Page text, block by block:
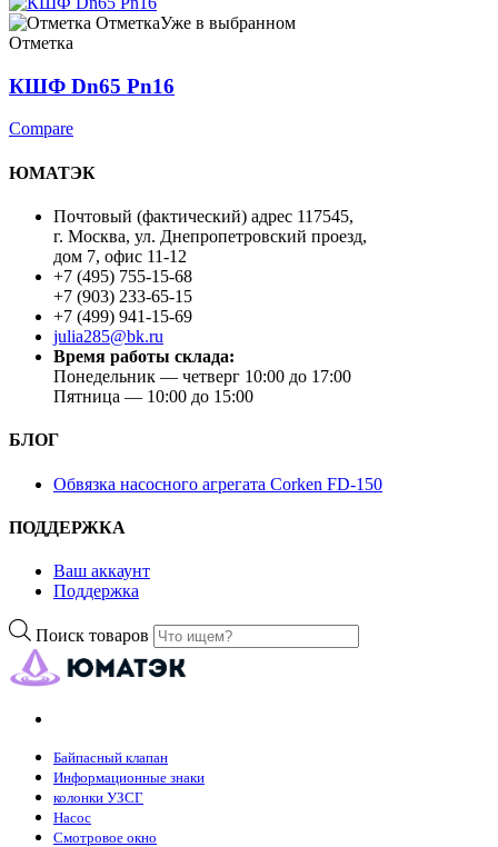
ОтметкаУже в выбранном
Отметка
КШФ Dn65 Pn16
Compare
ЮМАТЭК
Почтовый (фактический) адрес 117545,
г. Москва, ул. Днепропетровский проезд,
дом 7, офис 11-12
+7 (495) 755-15-68
+7 (903) 233-65-15
+7 (499) 941-15-69
julia285@bk.ru
Время работы склада:
Понедельник — четверг 10:00 до 17:00
Пятница — 10:00 до 15:00
БЛОГ
Обвязка насосного агрегата Corken FD-150
ПОДДЕРЖКА
Ваш аккаунт
Поддержка
Поиск товаров
Байпасный клапан
Информационные знаки
колонки УЗСГ
Насос
Смотровое окно